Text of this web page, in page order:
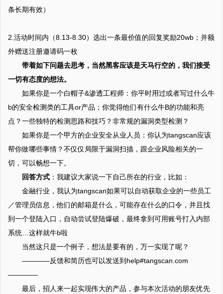
条长期有效）
2.活动时间内（8.13-8.30）选出一条最价值的回复奖励20wb；并额
外赠送注册邀请码一枚
带着如下问题去思考，当然黑客应该是天马行空的，我们接受
一切有态度的想法。
如果你是一个白帽子&渗透工程师：你平时用过或者写过什么牛
b的安全检测类的工具or产品；你觉得他们有什么牛B的功能和亮
点？一些独特的检测思路和技巧？非常规的漏洞类型检测？
如果你是一个甲方的企业安全从业人员：你认为tangscan应该
帮你做哪些事情？不仅仅局限于漏洞扫描，跟企业风险相关的一
切，可以畅想一下。
回答方式 ：我建议大家说一下自己所在的行业，比如：
金融行业，我认为tangscan如果可以自动获取企业的一些员工
／管理员信息，他们的邮箱是什么，可能存在什么的口令，并且找
到一个登陆入口，自动尝试登陆爆破，最终拿到可用账号打入内部
系统…这样就牛b啦
当然这只是一个例子，想法是要有的，万一实现了呢？
————反馈和简历也可以发送到help#tangscan.com
————-
最后，招人来一起实现伟大的产品，参与本次活动的朋友优先